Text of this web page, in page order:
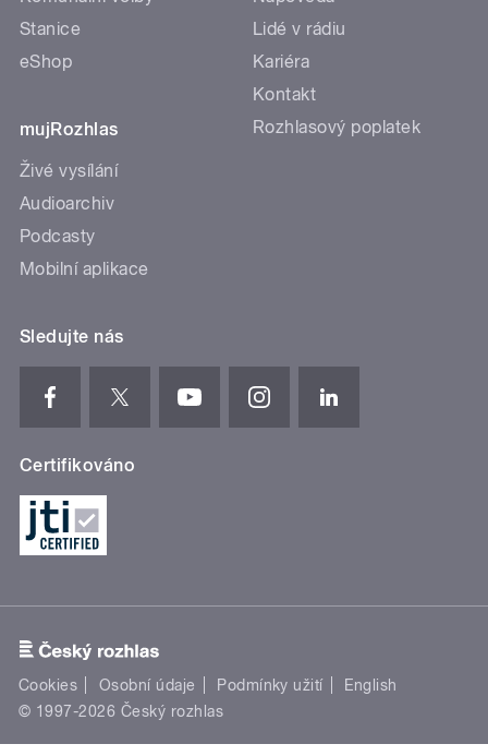
Stanice
eShop
mujRozhlas
Živé vysílání
Audioarchiv
Podcasty
Mobilní aplikace
Lidé v rádiu
Kariéra
Kontakt
Rozhlasový poplatek
Sledujte nás
Certifikováno
Cookies Osobní údaje Podmínky užití
English
© 1997-2026 Český rozhlas